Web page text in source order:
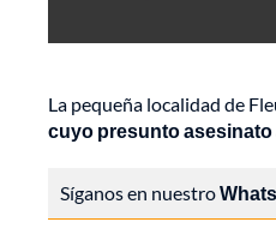
La pequeña localidad de
cuyo presunto
Síganos en nuestro